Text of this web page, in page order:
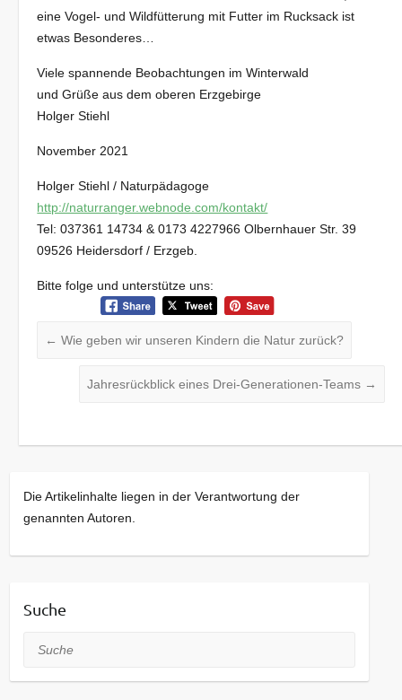
eine Vogel- und Wildfütterung mit Futter im Rucksack ist
etwas Besonderes…
Viele spannende Beobachtungen im Winterwald
und Grüße aus dem oberen Erzgebirge
Holger Stiehl
November 2021
Holger Stiehl / Naturpädagoge
http://naturranger.webnode.com/kontakt/
Tel: 037361 14734 & 0173 4227966 Olbernhauer Str. 39
09526 Heidersdorf / Erzgeb.
Bitte folge und unterstütze uns:
← Wie geben wir unseren Kindern die Natur zurück?
Jahresrückblick eines Drei-Generationen-Teams →
Die Artikelinhalte liegen in der Verantwortung der
genannten Autoren.
Suche
Suche